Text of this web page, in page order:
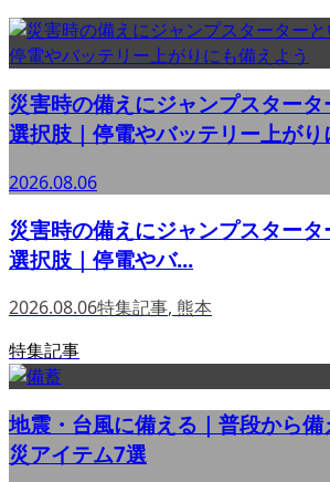
災害時の備えにジャンプスター
選択肢｜停電やバッテリー上がり
2026.08.06
災害時の備えにジャンプスター
選択肢｜停電やバ...
2026.08.06特集記事, 熊本
特集記事
地震・台風に備える｜普段から
災アイテム7選